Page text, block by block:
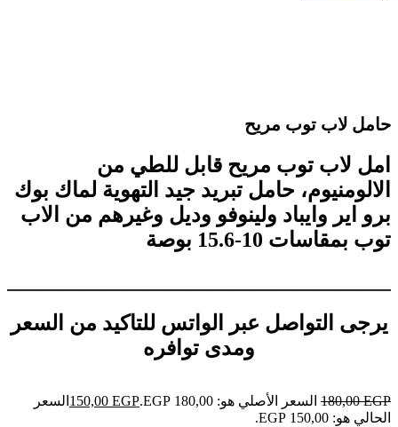
حامل لاب توب مريح
امل لاب توب مريح قابل للطي من
الالومنيوم، حامل تبريد جيد التهوية لماك بوك
برو اير وايباد ولينوفو وديل وغيرهم من الاب
توب بمقاسات 10-15.6 بوصة
يرجى التواصل عبر الواتس للتاكيد من السعر
ومدى توافره
180,00EGP السعر الأصلي هو: 180,00 EGP. 150,00 EGP
السعر
الحالي هو: 150,00 EGP.